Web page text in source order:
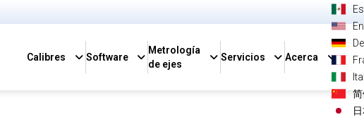
Calibres Software
Metrología
de ejes
Servicios Acerca